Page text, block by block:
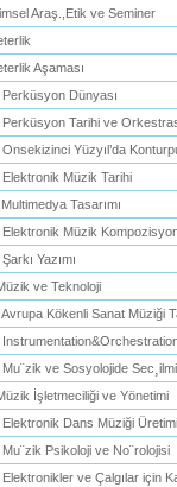
Araş.,Etik ve Seminer
Aşaması
Perküsyon Dünyası
Perküsyon Tarihi ve
Onsekizinci Yüzyıl’da
Elektronik Müzik Tarihi
Multimedya Tasarımı
Elektronik Müzik
Şarkı Yazımı
ve Teknoloji
Avrupa Kökenli Sanat Müziği
Mu¨zik ve Sosyolojide
İşletmeciliği ve Yönetimi
Elektronik Dans Müziği Üretimi
Mu¨zik Psikoloji ve No¨rolojisi
Elektronikler ve Çalgılar için